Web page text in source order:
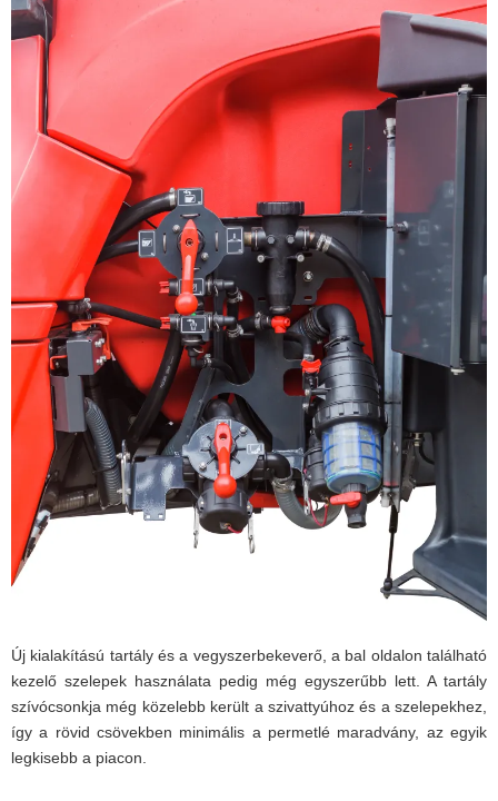
Új kialakítású tartály és a vegyszerbekeverő, a bal oldalon található
kezelő szelepek használata pedig még egyszerűbb lett. A tartály
szívócsonkja még közelebb került a szivattyúhoz és a szelepekhez,
így a rövid csövekben minimális a permetlé maradvány, az egyik
legkisebb a piacon.